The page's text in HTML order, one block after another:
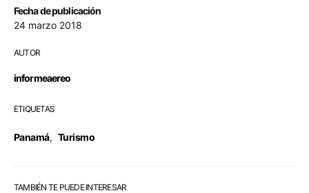
Fecha de publicación
24 marzo 2018
AUTOR
informeaereo
ETIQUETAS
Panamá, Turismo
TAMBIÉN TE PUEDE INTERESAR